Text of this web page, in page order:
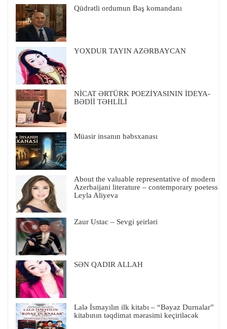
Qüdrətli ordumun Baş komandanı
YOXDUR TAYIN AZƏRBAYCAN
NİCAT ƏRTÜRK POEZİYASININ İDEYA-
BƏDİİ TƏHLİLİ
Müasir insanın həbsxanası
About the valuable representative of modern
Azerbaijani literature – contemporary poetess
Leyla Aliyeva
Zaur Ustac – Sevgi şeirləri
SƏN QADIR ALLAH
Lalə İsmayılın ilk kitabı – “Bəyaz Durnalar”
kitabının təqdimat mərasimi keçiriləcək